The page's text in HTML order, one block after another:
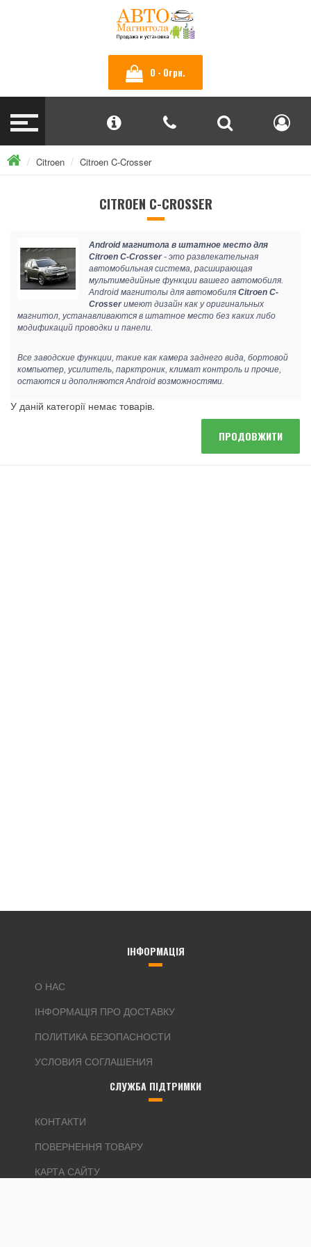
0 - 0грн.
Citroen Citroen C-Crosser
CITROEN C-CROSSER
Android магнитола в штатное место для
Citroen C-Crosser - это развлекательная
автомобильная система, расширающая
мультимедийные функции вашего автомобиля.
Android магнитолы для автомобиля Citroen C-
Crosser имеют дизайн как у оригинальных
магнитол, устанавливаются в штатное место без каких либо
модификаций проводки и панели.
Все заводские функции, такие как камера заднего вида, бортовой
компьютер, усилитель, парктроник, климат контроль и прочие,
остаются и дополняются Android возможностями.
У даній категорії немає товарів.
ПРОДОВЖИТИ
ІНФОРМАЦІЯ
О НАС
ІНФОРМАЦІЯ ПРО ДОСТАВКУ
ПОЛИТИКА БЕЗОПАСНОСТИ
УСЛОВИЯ СОГЛАШЕНИЯ
СЛУЖБА ПІДТРИМКИ
КОНТАКТИ
ПОВЕРНЕННЯ ТОВАРУ
КАРТА САЙТУ